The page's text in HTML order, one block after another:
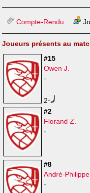
Compte-Rendu
Joueurs présents au
#15
Owen J.
-
2
#2
Florand Z.
-
#8
André-Philippe
-